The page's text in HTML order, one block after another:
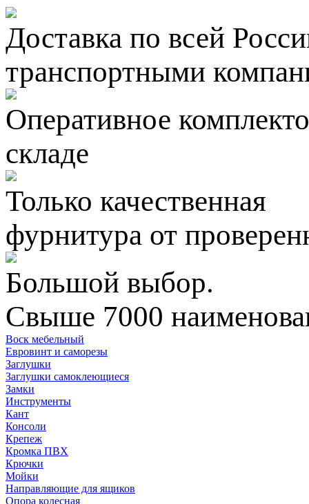
Доставка по всей
транспортными
Оперативное
складе
Только качественная
фурнитура от
Большой выбор.
Свыше 7000
Воск мебельный
Евровинт и саморезы
Заглушки
Заглушки самоклеющиеся
Замки
Инструменты
Кант
Консоли
Крепеж
Кромка ПВХ
Крючки
Мойки
Направляющие для ящиков
Опора колесная